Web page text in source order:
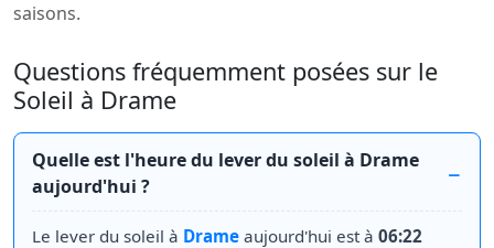
saisons.
Questions fréquemment posées sur le
Soleil à Drame
Quelle est l'heure du lever du soleil à Drame
aujourd'hui ?
Le lever du soleil à Drame aujourd'hui est à 06:22